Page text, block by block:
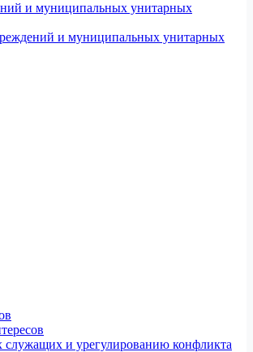
и муниципальных унитарных
и муниципальных унитарных
и урегулированию конфликта